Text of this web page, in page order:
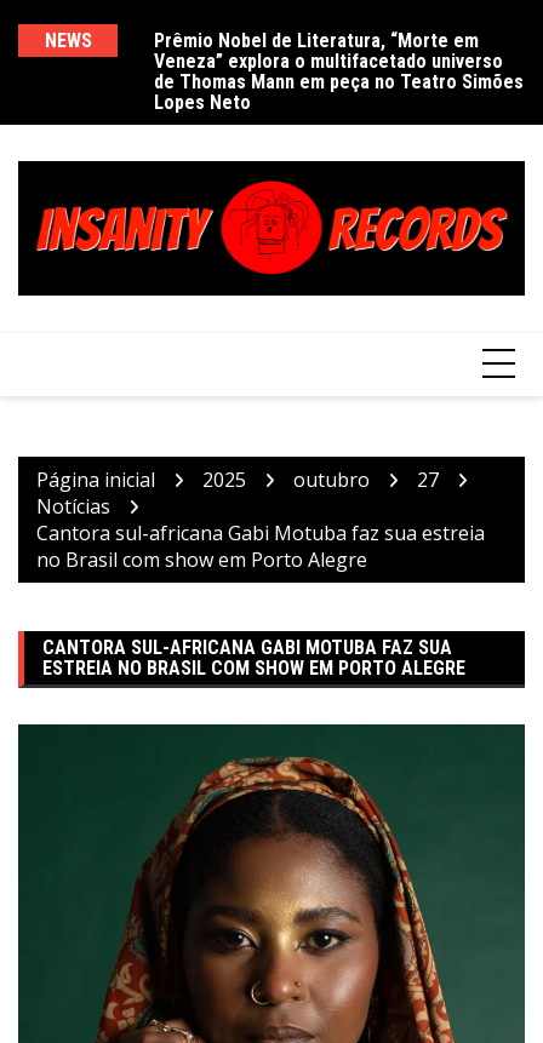
NEWS
Prêmio Nobel de Literatura, “Morte em
Veneza” explora o multifacetado universo
de Thomas Mann em peça no Teatro Simões
Lopes Neto
Página inicial 2025 outubro
27
Notícias
Cantora sul-africana Gabi Motuba faz sua estreia
no Brasil com show em Porto Alegre
CANTORA SUL-AFRICANA GABI MOTUBA FAZ SUA
ESTREIA NO BRASIL COM SHOW EM PORTO ALEGRE